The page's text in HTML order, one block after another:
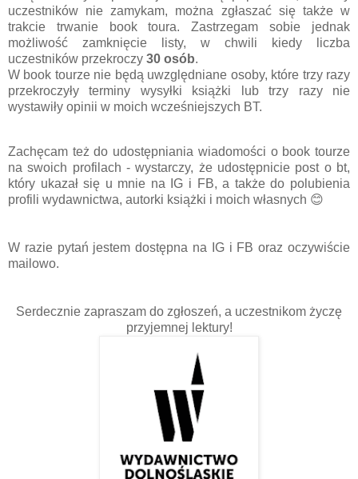
uczestników nie zamykam, można zgłaszać się także w
trakcie trwanie book toura. Zastrzegam sobie jednak
możliwość zamknięcie listy, w chwili kiedy liczba
uczestników przekroczy 30 osób.
W book tourze nie będą uwzględniane osoby, które trzy razy
przekroczyły terminy wysyłki książki lub trzy razy nie
wystawiły opinii w moich wcześniejszych BT.
Zachęcam też do udostępniania wiadomości o book tourze
na swoich profilach - wystarczy, że udostępnicie post o bt,
który ukazał się u mnie na IG i FB, a także do polubienia
profili wydawnictwa, autorki książki i moich własnych 😊
W razie pytań jestem dostępna na IG i FB oraz oczywiście
mailowo.
Serdecznie zapraszam do zgłoszeń, a uczestnikom życzę
przyjemnej lektury!